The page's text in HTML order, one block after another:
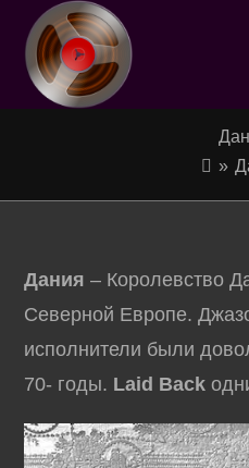
Перейти
содержимому
»
Дания – Королевство
Северной Европе.
исполнители были
70- годы. Laid Back